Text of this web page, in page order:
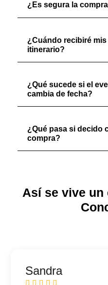
¿Es segura la
¿Cuándo recibiré
itinerario?
¿Qué sucede si el
cambia de fecha?
¿Qué pasa si decido
compra?
Así se vive un
Sandra